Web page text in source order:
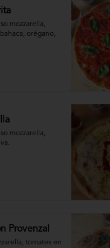
mozzarella,
orégano,
mozzarella,
Provenzal
tomates en